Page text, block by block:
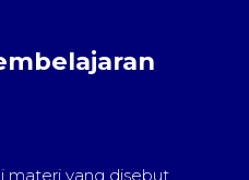
materi yang disebut